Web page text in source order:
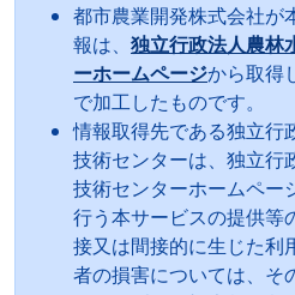
都市農業開発株式会社が
報は、 独立行政法人農林
ーホームページから取得
で加工したものです。
情報取得先である独立行
技術センターは、独立行
技術センターホームペー
行う本サービスの提供等
接又は間接的に生じた利
者の損害については、そ